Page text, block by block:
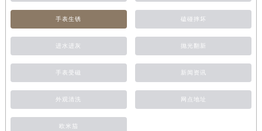
手表生锈 磕碰摔坏
进水进灰 抛光翻新
手表受磁 新闻资讯
外观清洗 网点地址
欧米茄